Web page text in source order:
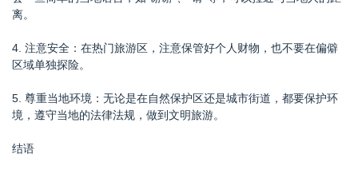
离。
4. 注意安全：在热门旅游区，注意保管好个人财物，也不要在偏僻
区域单独探险。
5. 尊重当地环境：无论是在自然保护区还是城市街道，都要保护环
境，遵守当地的法律法规，做到文明旅游。
结语